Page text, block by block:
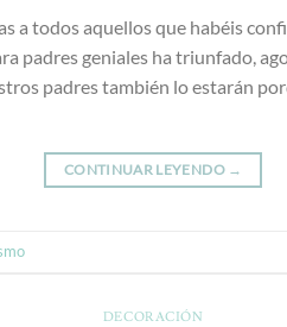
a todos aquellos que habéis
padres geniales ha triunfado,
padres también lo estarán
CONTINUAR LEYENDO →
DECORACIÓN